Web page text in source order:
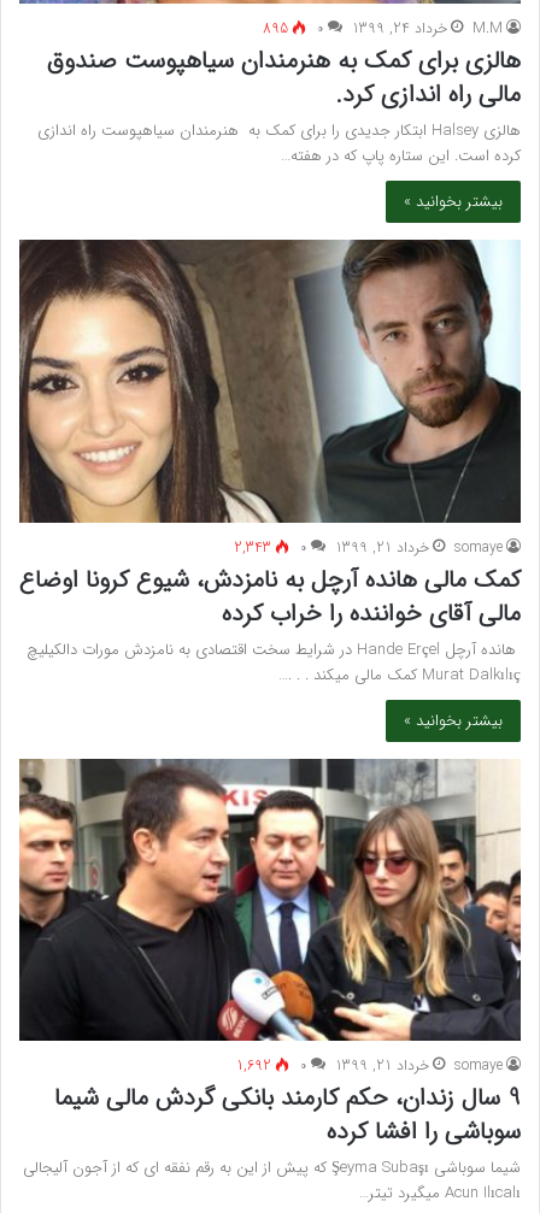
M.M خرداد 24, 1399 ۰ 895
هالزی برای کمک به هنرمندان سیاهپوست صندوق
مالی راه اندازی کرد.
هالزی Halsey ابتکار جدیدی را برای کمک به هنرمندان سیاهپوست راه اندازی
کرده است. این ستاره پاپ که در هفته…
بیشتر بخوانید »
somaye خرداد 21, 1399 ۰ 2,343
کمک مالی هانده آرچل به نامزدش، شیوع کرونا اوضاع
مالی آقای خواننده را خراب کرده
هانده آرچل Hande Erçel در شرایط سخت اقتصادی به نامزدش مورات دالکیلیچ
Murat Dalkılıç کمک مالی میکند . . .…
بیشتر بخوانید »
somaye خرداد 21, 1399 ۰ 1,692
9 سال زندان، حکم کارمند بانکی گردش مالی شیما
سوباشی را افشا کرده
شیما سوباشی Şeyma Subaşı که پیش از این به رقم نفقه ای که از آجون آلیجالی
Acun Ilıcalı میگیرد تیتر…